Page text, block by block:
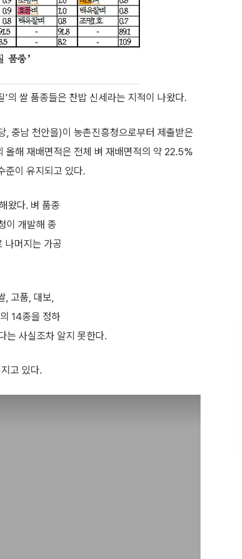
의 쌀 품종들은 찬밥 신세라는 지적이 나왔다.
충남 천안을)이 농촌진흥청으로부터 제출받은
올해 재배면적은 전체 벼 재배면적의 약 22.5%
이 유지되고 있다.
왔다. 벼 품종
이 개발해 종
나머지는 가공
, 고품, 대보,
14종을 정하
는 사실조차 알지 못한다.
고 있다.